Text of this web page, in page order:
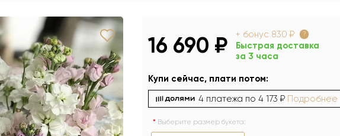
16 690 ₽ + бонус 830 ₽ ?
Быстрая доставка
за 3 часа
Купи сейчас, плати потом:
4 платежа по 4 173 ₽ Подробнее
Выберите размер букета: